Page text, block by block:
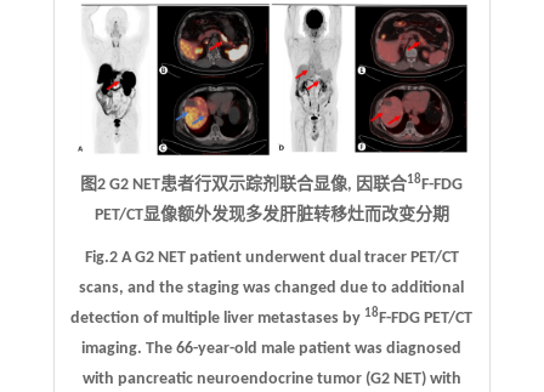
图2 G2 NET患者行双示踪剂联合显像, 因联合18F-FDG
PET/CT显像额外发现多发肝脏转移灶而改变分期
Fig.2 A G2 NET patient underwent dual tracer PET/CT
scans, and the staging was changed due to additional
detection of multiple liver metastases by 18F-FDG PET/CT
imaging. The 66-year-old male patient was diagnosed
with pancreatic neuroendocrine tumor (G2 NET) with